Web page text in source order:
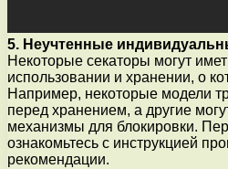
5. Неучтенные
Некоторые секаторы могут
использовании и хранении, о
Например, некоторые модели
перед хранением, а другие
механизмы для блокировки.
ознакомьтесь с инструкцией
рекомендации.